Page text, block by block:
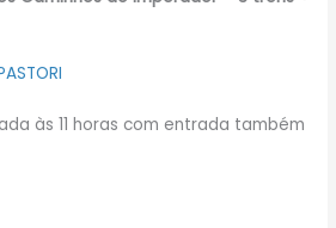
às 11 horas com entrada também